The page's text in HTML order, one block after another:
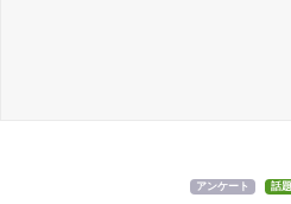
アンケート 話題